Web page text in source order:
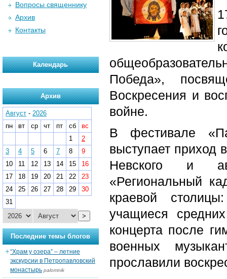
Победа»,
Воскресения и
войне.
В фестивале
выступает приход
Невского и
«Региональный
краевой
учащиеся
концерта после
военных
прославили
Вопросы священнику
Архив
Контакты
Календарь
Архив
Август - 2026
пн
вт ср чт пт сб
вс
1
2
3
4 5 6 7 8
9
10
11 12 13 14 15
16
17
18 19 20 21 22
23
24
25 26 27 28 29
30
31
>
Последние темы блогов
“Храм у озера” – летние
экскурсии в Петропавловский
монастырь palomnik